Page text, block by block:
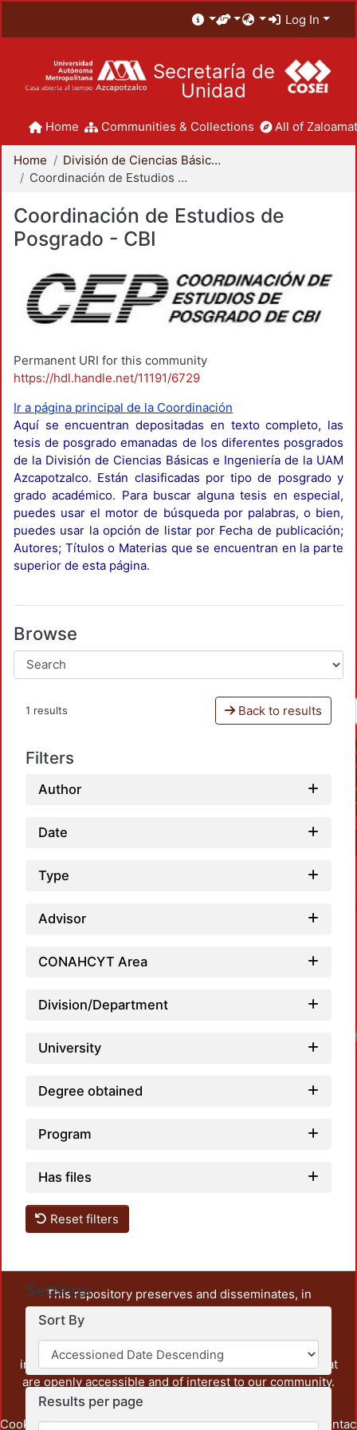
Log In
Secretaría de
Unidad
Home Communities & Collections All of
Home
División de Ciencias Básicas e Ingeniería
Coordinación de Estudios de Posgrado - CBI
Coordinación de Estudios de
Posgrado - CBI
Permanent URI for this community
https://hdl.handle.net/11191/6729
Ir a página principal de la Coordinación
Aquí se encuentran depositadas en texto completo, las
tesis de posgrado emanadas de los diferentes posgrados
de la División de Ciencias Básicas e Ingeniería de la UAM
Azcapotzalco. Están clasificadas por tipo de posgrado y
grado académico. Para buscar alguna tesis en especial,
puedes usar el motor de búsqueda por palabras, o bien,
puedes usar la opción de listar por Fecha de publicación;
Autores; Títulos o Materias que se encuentran en la parte
superior de esta página.
Browse
1 results Back to results
Filters
Author
Date
Type
Advisor
CONAHCYT Area
Division/Department
University
Degree obtained
Program
Has files
Reset filters
Settings
Sort By
Results per page
This repository preserves and disseminates, in
unrestricted open access, the teaching and research
output of UAM Azcapotzalco. It also includes some
administrative and graphic documents from the
institution, as well as content from other institutions that
are openly accessible and of interest to our community.
Cookie Privacy End User Send